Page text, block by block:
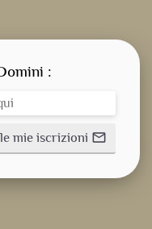
:
mie iscrizioni mail_outline